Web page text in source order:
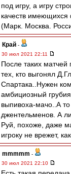
под игру, а игру
качеств имеющихся
(Марк. Москва.
Край -
30 июл 2021 22:11
После таких
тех, кто выгонял
Спартака..Нужен
амбициозный
выпивоха-мачо..А то
джентельменов. А
Руй, похоже, даже
игроку не врежет,
mmmmm -
30 июл 2021 22:10